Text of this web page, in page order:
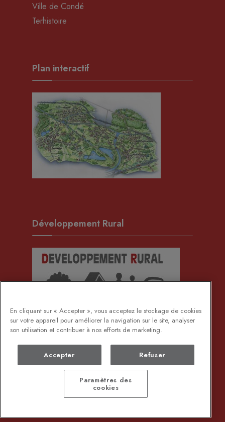
Ville de Condé
Terhistoire
Plan interactif
Développement Rural
DEMANDE DE DOCUMENTS ADMINISTRATIFS PROTECTION DES DONNÉES
En cliquant sur « Accepter », vous acceptez le stockage de cookies
sur votre appareil pour améliorer la navigation sur le site, analyser
son utilisation et contribuer à nos efforts de marketing.
Accepter Refuser
Paramètres des
cookies